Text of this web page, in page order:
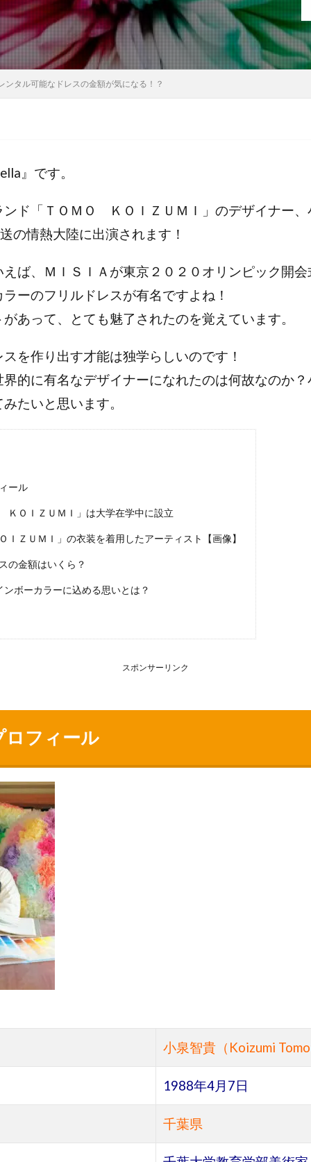
タル可能なドレスの金額が気になる！？
』です。
ンド「ＴＯＭＯ ＫＯＩＺＵＭＩ」のデザイナー、
の情熱大陸に出演されます！
ば、ＭＩＳＩＡが東京２０２０オリンピック開
ーのフリルドレスが有名ですよね！
あって、とても魅了されたのを覚えています。
を作り出す才能は独学らしいのです！
的に有名なデザイナーになれたのは何故なのか
たいと思います。
ール
ＯＩＺＵＭＩ」は大学在学中に設立
ＺＵＭＩ」の衣装を着用したアーティスト【画像】
の金額はいくら？
ボーカラーに込める思いとは？
スポンサーリンク
ロフィール
小泉智貴（Koizumi
1988年4月7日
千葉県